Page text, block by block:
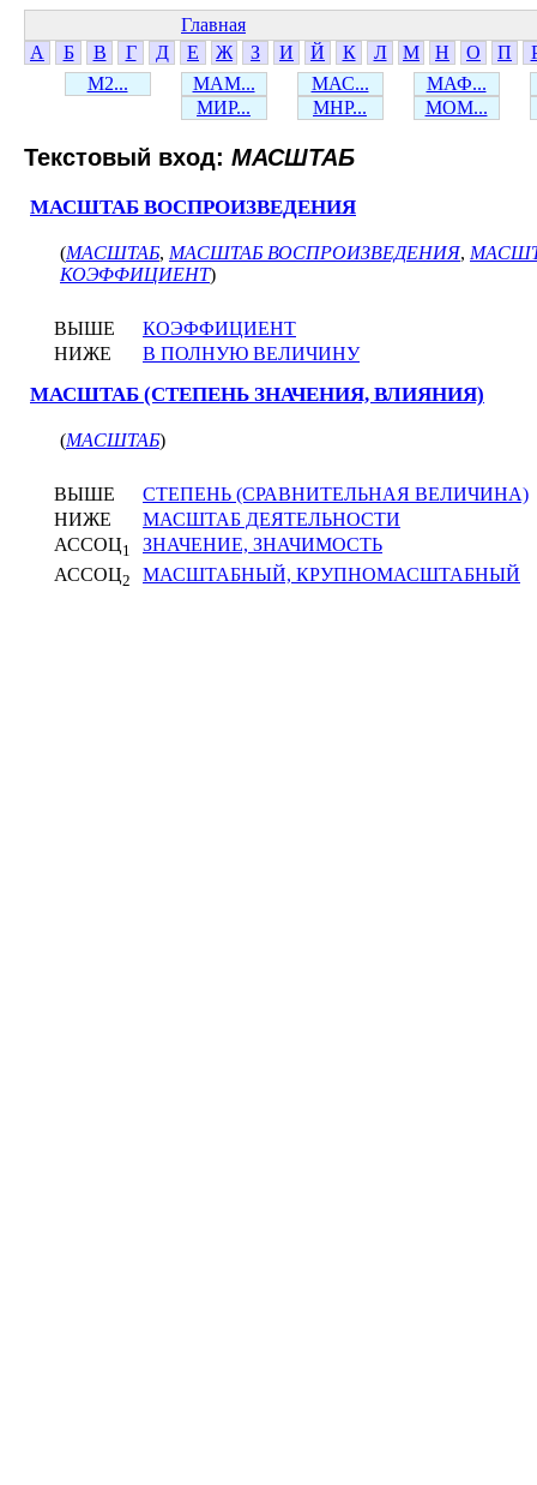
Главная
А
Б В Г Д Е Ж З И Й К Л М Н О П
М2...
МАМ... МАС...
МАФ...
МИР...
МНР... МОМ...
Текстовый вход: МАСШТАБ
МАСШТАБ ВОСПРОИЗВЕДЕНИЯ
(МАСШТАБ, МАСШТАБ ВОСПРОИЗВЕДЕНИЯ,
КОЭФФИЦИЕНТ)
ВЫШЕ
КОЭФФИЦИЕНТ
НИЖЕ
В ПОЛНУЮ ВЕЛИЧИНУ
МАСШТАБ (СТЕПЕНЬ ЗНАЧЕНИЯ, ВЛИЯНИЯ)
(МАСШТАБ)
ВЫШЕ
СТЕПЕНЬ (СРАВНИТЕЛЬНАЯ ВЕЛИЧИНА)
НИЖЕ
МАСШТАБ ДЕЯТЕЛЬНОСТИ
АССОЦ1
ЗНАЧЕНИЕ, ЗНАЧИМОСТЬ
АССОЦ2 МАСШТАБНЫЙ, КРУПНОМАСШТАБНЫЙ